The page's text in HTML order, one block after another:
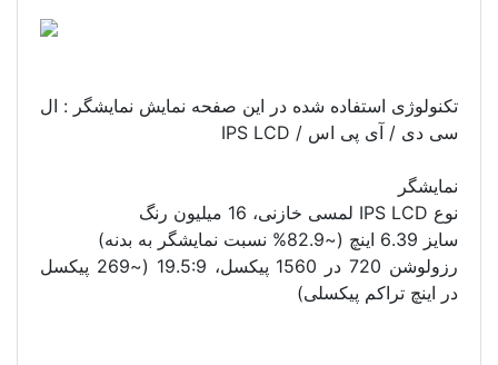
تکنولوژی استفاده شده در این صفحه نمایش نمایشگر : ال
سی دی / آی پی اس / IPS LCD
نمایشگر
نوع IPS LCD لمسی خازنی، 16 میلیون رنگ
سایز 6.39 اینچ (~82.9% نسبت نمایشگر به بدنه)
رزولوشن 720 در 1560 پیکسل، 19.5:9 (~269 پیکسل
در اینچ تراکم پیکسلی)